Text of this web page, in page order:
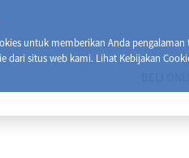
untuk memberikan Anda
dari situs web kami. Lihat Kebijakan